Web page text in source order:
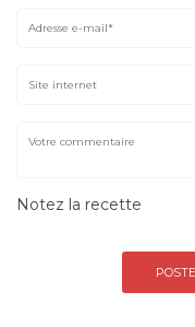
Notez la recette